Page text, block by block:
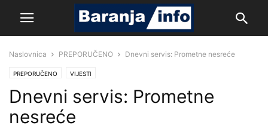
Naslovnica PREPORUČENO Dnevni servis: Prometne nesreće
PREPORUČENO VIJESTI
Dnevni servis: Prometne
nesreće